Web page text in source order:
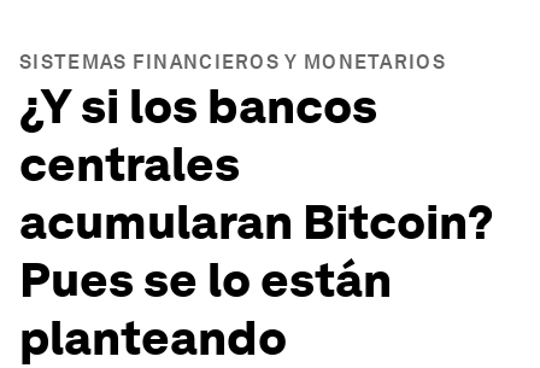
SISTEMAS FINANCIEROS Y MONETARIOS
¿Y si los bancos
centrales
acumularan Bitcoin?
Pues se lo están
planteando